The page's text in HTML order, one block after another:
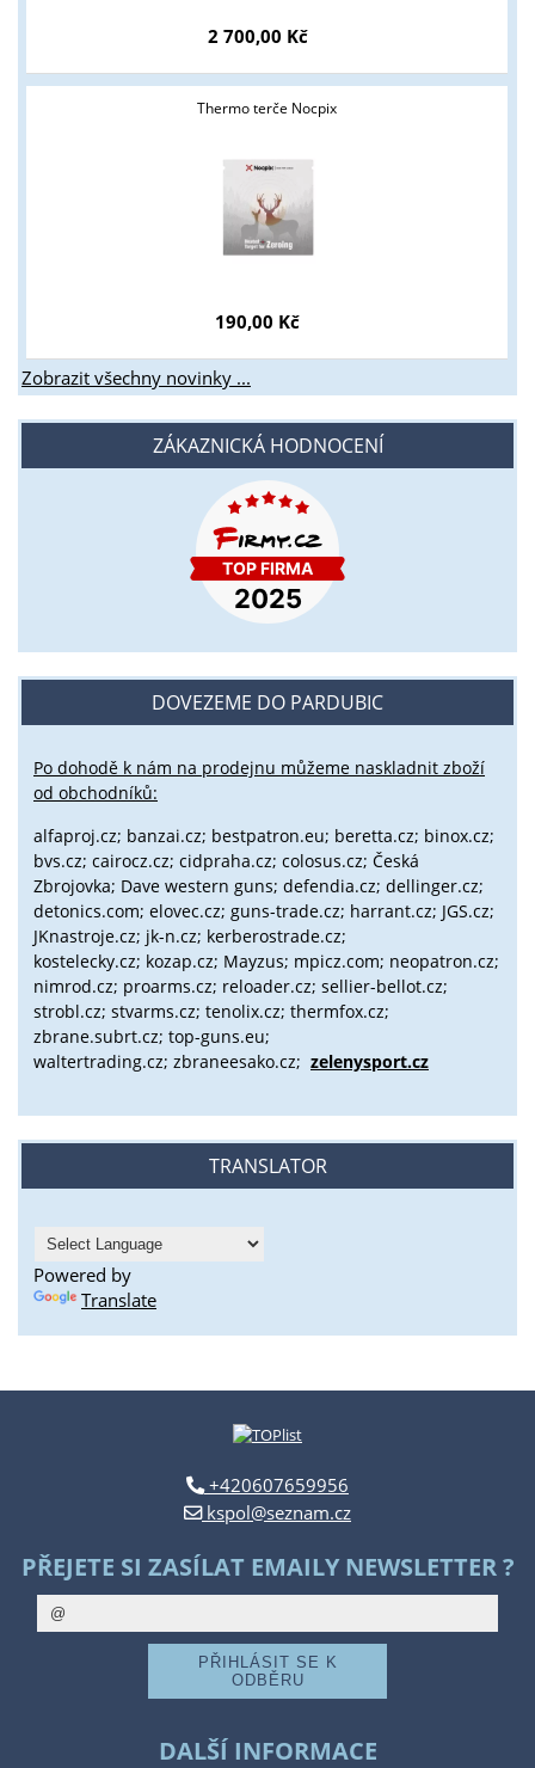
2 700,00 Kč
Thermo terče Nocpix
190,00 Kč
Zobrazit všechny novinky ...
ZÁKAZNICKÁ HODNOCENÍ
DOVEZEME DO PARDUBIC
Po dohodě k nám na prodejnu můžeme naskladnit zboží
od obchodníků:
alfaproj.cz; banzai.cz; bestpatron.eu; beretta.cz; binox.cz;
bvs.cz; cairocz.cz; cidpraha.cz; colosus.cz; Česká
Zbrojovka; Dave western guns; defendia.cz; dellinger.cz;
detonics.com; elovec.cz; guns-trade.cz; harrant.cz; JGS.cz;
JKnastroje.cz; jk-n.cz; kerberostrade.cz;
kostelecky.cz; kozap.cz; Mayzus; mpicz.com; neopatron.cz;
nimrod.cz; proarms.cz; reloader.cz; sellier-bellot.cz;
strobl.cz; stvarms.cz; tenolix.cz; thermfox.cz;
zbrane.subrt.cz; top-guns.eu;
waltertrading.cz; zbraneesako.cz; zelenysport.cz
TRANSLATOR
Powered by
Translate
+420607659956
kspol@seznam.cz
PŘEJETE SI ZASÍLAT EMAILY NEWSLETTER ?
DALŠÍ INFORMACE
podnikatelům v oblasti zbraně a střelivo. Splňujete tyto
ANO NE